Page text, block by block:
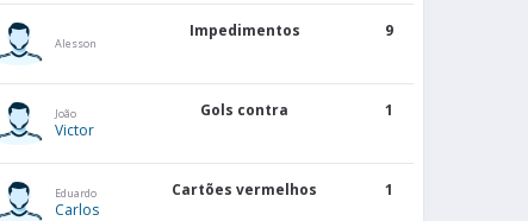
Alesson
Impedimentos 9
João
Victor
Gols contra 1
Eduardo
Carlos
Cartões vermelhos 1